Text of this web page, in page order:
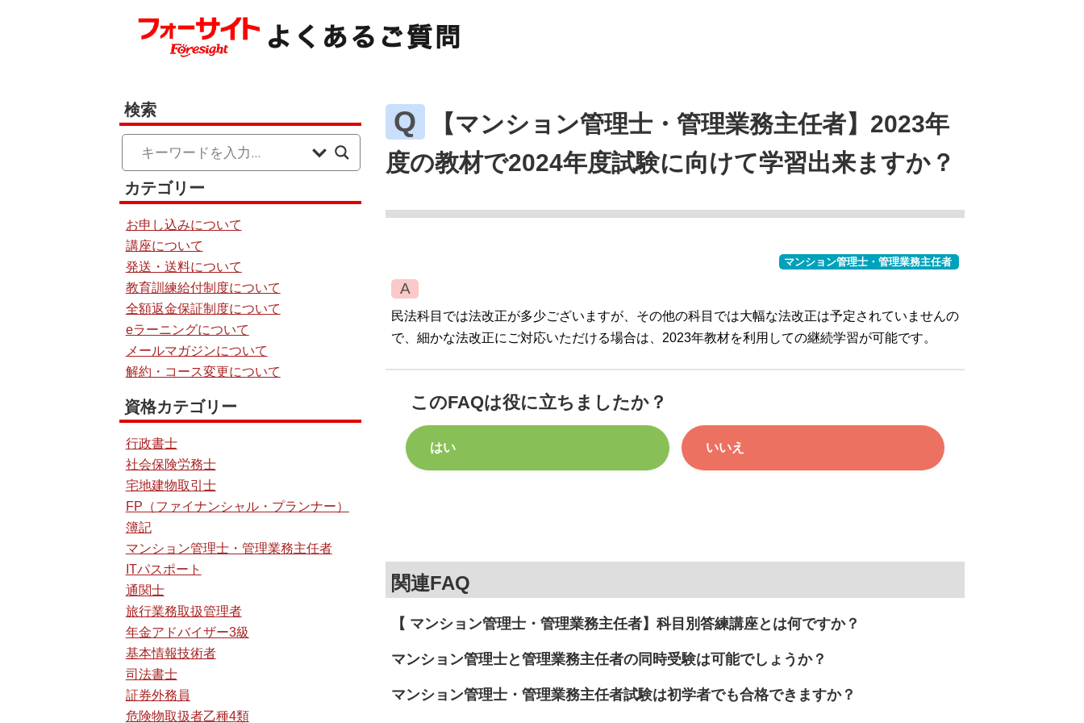
【マンション管理士・管理業務主任者】2023年
度の教材で2024年度試験に向けて学習出来ますか？
マンション管理士・管理業務主任者
民法科目では法改正が多少ございますが、その他の科目では大幅な法改正は予定されていませんの
で、細かな法改正にご対応いただける場合は、2023年教材を利用しての継続学習が可能です。
このFAQは役に立ちましたか？
はい いいえ
関連FAQ
【 マンション管理士・管理業務主任者】科目別答練講座とは何ですか？
マンション管理士と管理業務主任者の同時受験は可能でしょうか？
マンション管理士・管理業務主任者試験は初学者でも合格できますか？
検索
カテゴリー
お申し込みについて
講座について
発送・送料について
教育訓練給付制度について
全額返金保証制度について
eラーニングについて
メールマガジンについて
解約・コース変更について
資格カテゴリー
行政書士
社会保険労務士
宅地建物取引士
FP（ファイナンシャル・プランナー）
簿記
マンション管理士・管理業務主任者
ITパスポート
通関士
旅行業務取扱管理者
年金アドバイザー3級
基本情報技術者
司法書士
証券外務員
危険物取扱者乙種4類